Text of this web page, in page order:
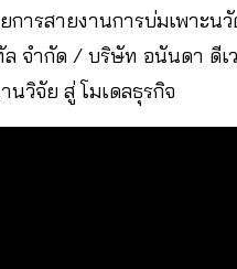
ารสายงานการบ่มเพาะน
จำกัด / บริษัท อนันดา ดี
นวิจัย สู่ โมเดลธุรกิจ